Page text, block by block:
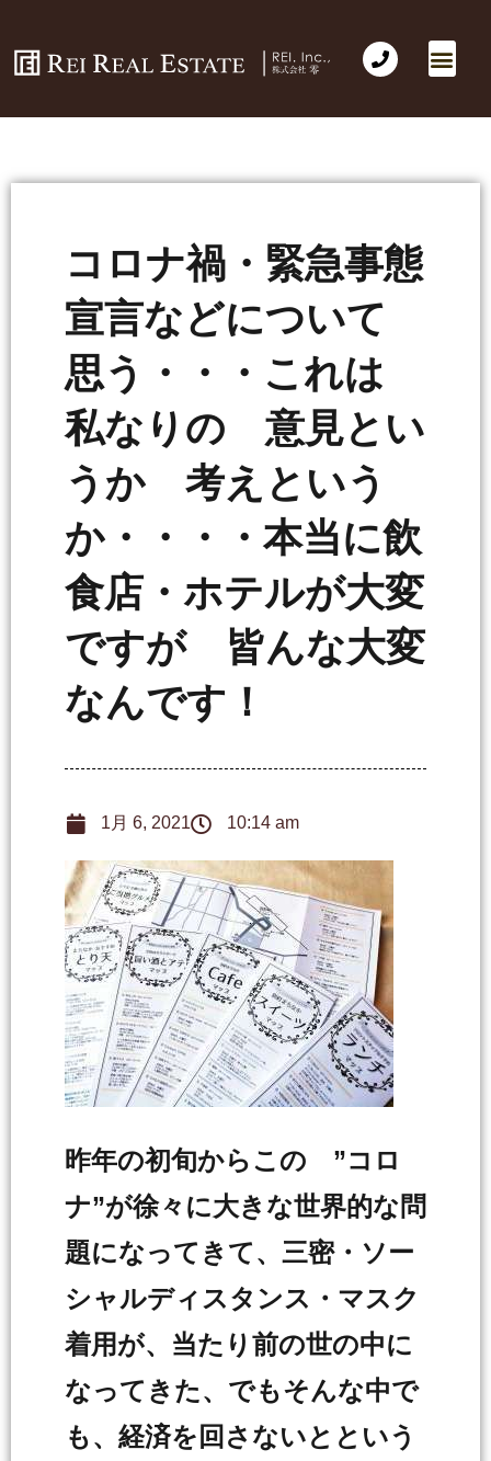
コロナ禍・緊急事態
宣言などについて
思う・・・これは
私なりの 意見とい
うか 考えという
か・・・・本当に飲
食店・ホテルが大変
ですが 皆んな大変
なんです！
1月 6, 2021 10:14 am
昨年の初旬からこの ”コロ
ナ”が徐々に大きな世界的な問
題になってきて、三密・ソー
シャルディスタンス・マスク
着用が、当たり前の世の中に
なってきた、でもそんな中で
も、経済を回さないとという